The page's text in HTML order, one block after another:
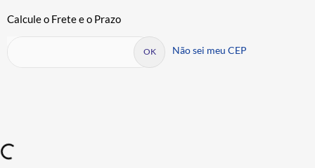
Não sei meu CEP